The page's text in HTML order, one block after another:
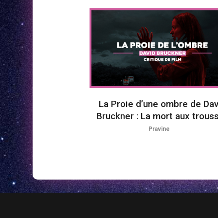
La Proie d’une ombre de
Bruckner : La mort aux
Pravine